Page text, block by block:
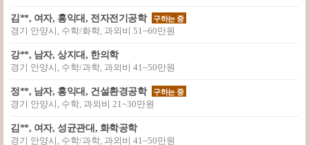
김**, 여자, 홍익대, 전자전기공학 구하는 중
경기 안양시, 수학/화학, 과외비 51~60만원
강**, 남자, 상지대, 한의학
경기 안양시, 수학/과학, 과외비 41~50만원
정**, 남자, 홍익대, 건설환경공학 구하는 중
경기 안양시, 수학, 과외비 21~30만원
김**, 여자, 성균관대, 화학공학
경기 안양시, 수학/과학, 과외비 41~50만원